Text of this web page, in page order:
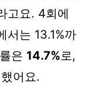
고요. 4회에
서는 13.1%까
은 14.7%로,
어요.